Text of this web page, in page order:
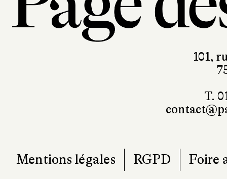
101,
T.
Mentions légales RGPD Foire